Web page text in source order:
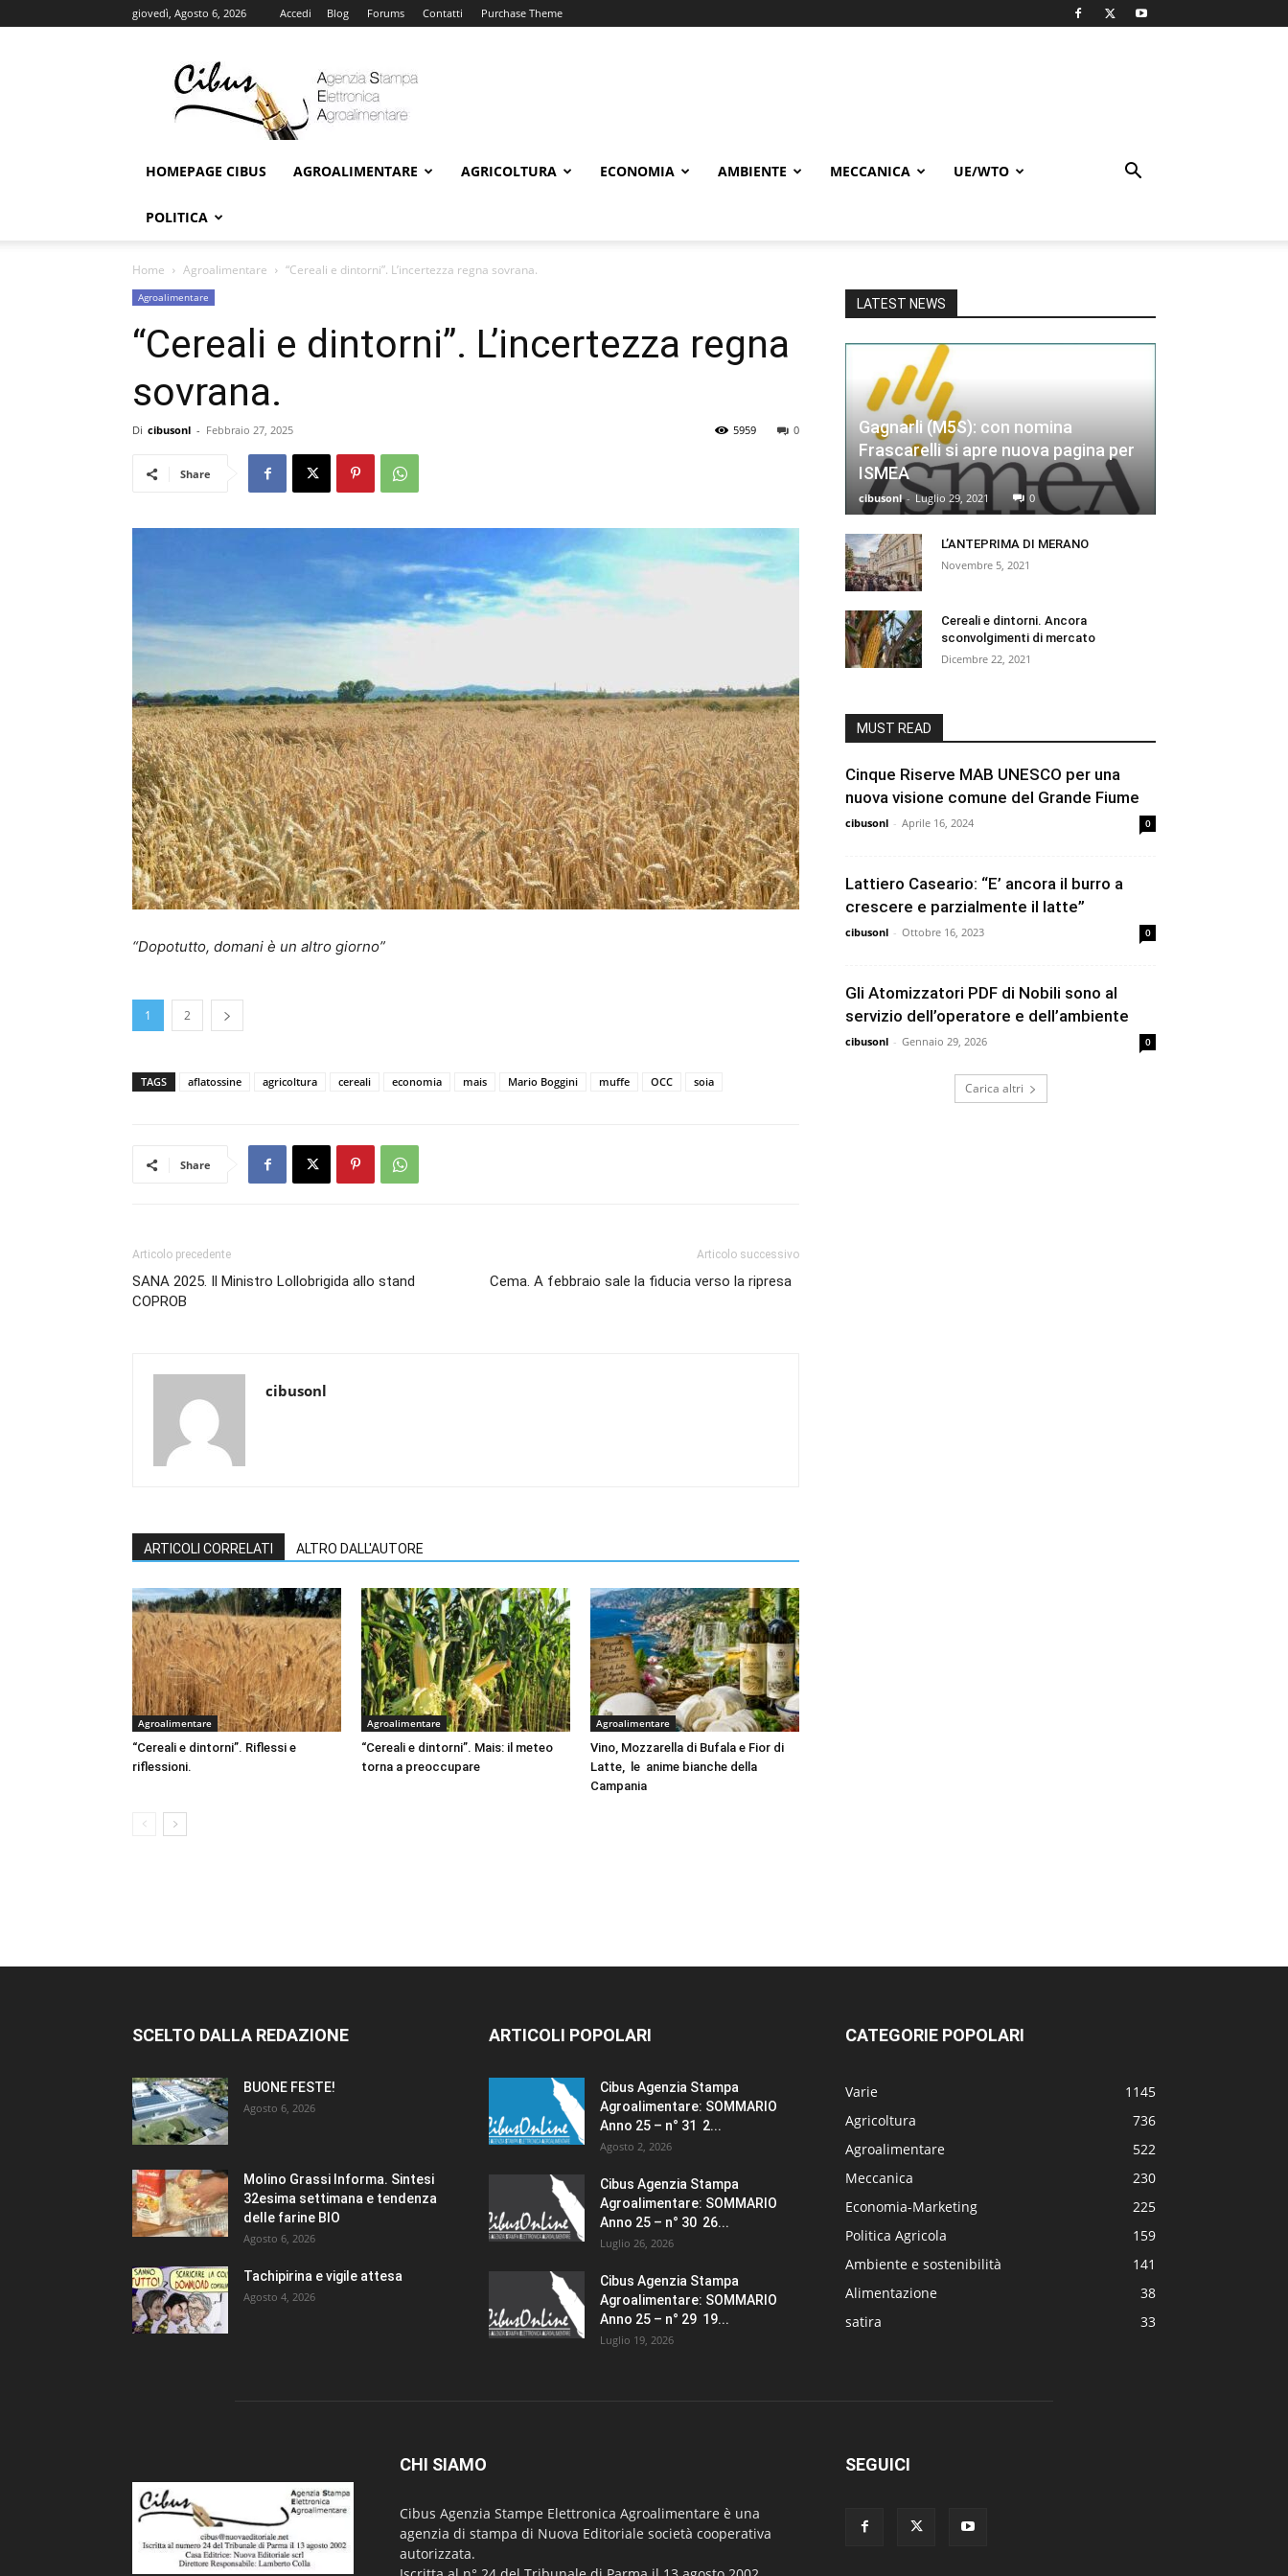
giovedì, Agosto 6, 2026 Accedi Blog Forums Contatti Purchase Theme
Online
HOMEPAGE CIBUS AGROALIMENTARE AGRICOLTURA ECONOMIA AMBIENTE MECCANICA UE/WTO
POLITICA
Home Agroalimentare “Cereali e dintorni”. L’incertezza regna sovrana.
Agroalimentare
“Cereali e dintorni”. L’incertezza regna
sovrana.
Di cibusonl - Febbraio 27, 2025 0
5959
Share
“Dopotutto, domani è un altro giorno”
1 2
TAGS aflatossine agricoltura cereali economia mais Mario Boggini muffe OCC soia
Share
Articolo precedente
SANA 2025. Il Ministro Lollobrigida allo stand
COPROB
Articolo successivo
Cema. A febbraio sale la fiducia verso la ripresa
cibusonl
ARTICOLI CORRELATI ALTRO DALL'AUTORE
Agroalimentare
“Cereali e dintorni”. Riflessi e
riflessioni.
Agroalimentare
“Cereali e dintorni”. Mais: il meteo
torna a preoccupare
Agroalimentare
Vino, Mozzarella di Bufala e Fior di
Latte, le anime bianche della
Campania
LATEST NEWS
Gagnarli (M5S): con nomina
Frascarelli si apre nuova pagina per
ISMEA
cibusonl - Luglio 29, 2021 0
L’ANTEPRIMA DI MERANO
Novembre 5, 2021
Cereali e dintorni. Ancora
sconvolgimenti di mercato
Dicembre 22, 2021
MUST READ
Cinque Riserve MAB UNESCO per una
nuova visione comune del Grande Fiume
cibusonl - Aprile 16, 2024 0
Lattiero Caseario: “E’ ancora il burro a
crescere e parzialmente il latte”
cibusonl - Ottobre 16, 2023 0
Gli Atomizzatori PDF di Nobili sono al
servizio dell’operatore e dell’ambiente
cibusonl - Gennaio 29, 2026 0
Carica altri
SCELTO DALLA REDAZIONE
BUONE FESTE!
Agosto 6, 2026
Molino Grassi Informa. Sintesi
32esima settimana e tendenza
delle farine BIO
Agosto 6, 2026
Tachipirina e vigile attesa
Agosto 4, 2026
ARTICOLI POPOLARI
Cibus Agenzia Stampa
Agroalimentare: SOMMARIO
Anno 25 – n° 31 2...
Agosto 2, 2026
Cibus Agenzia Stampa
Agroalimentare: SOMMARIO
Anno 25 – n° 30 26...
Luglio 26, 2026
Cibus Agenzia Stampa
Agroalimentare: SOMMARIO
Anno 25 – n° 29 19...
Luglio 19, 2026
CATEGORIE POPOLARI
Varie
1145
Agricoltura
736
Agroalimentare
522
Meccanica
230
Economia-Marketing
225
Politica Agricola
159
Ambiente e sostenibilità
141
Alimentazione
38
satira
33
CHI SIAMO
Cibus Agenzia Stampe Elettronica Agroalimentare è una
agenzia di stampa di Nuova Editoriale società cooperativa
autorizzata.
SEGUICI